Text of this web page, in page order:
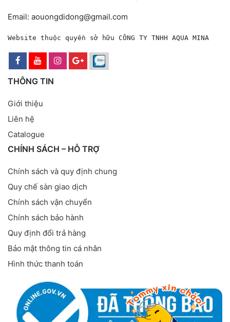
Email: aouongdidong@gmail.com
Website thuộc quyền sở hữu CÔNG TY TNHH AQUA MINA
THÔNG TIN
Giới thiệu
Liên hệ
Catalogue
CHÍNH SÁCH – HỖ TRỢ
Chính sách và quy định chung
Quy chế sàn giao dịch
Chính sách vận chuyển
Chính sách bảo hành
Quy định đổi trả hàng
Bảo mật thông tin cá nhân
Hình thức thanh toán